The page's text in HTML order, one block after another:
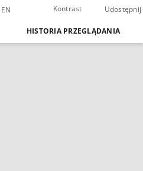
EN Kontrast Udostępnij
HISTORIA PRZEGLĄDANIA